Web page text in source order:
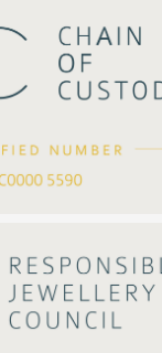
公司名稱
聯絡電話